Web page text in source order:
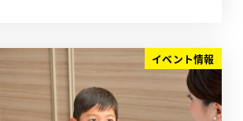
イベント情報